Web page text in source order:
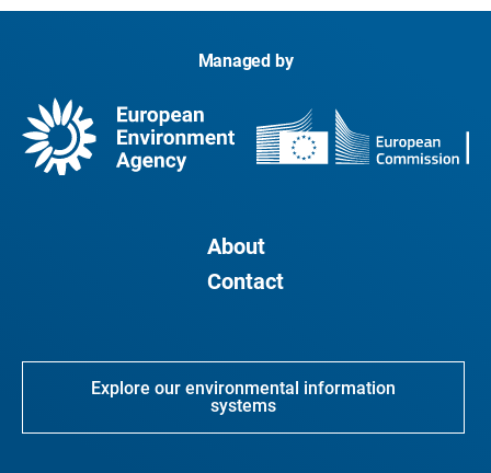
Managed by
About
Contact
Explore our environmental information
systems